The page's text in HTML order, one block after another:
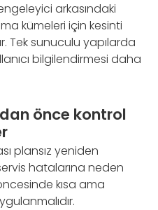
arkasındaki
kümeleri için kesinti
Tek sunuculu yapılarda
bilgilendirmesi daha
önce kontrol
plansız yeniden
hatalarına neden
kısa ama